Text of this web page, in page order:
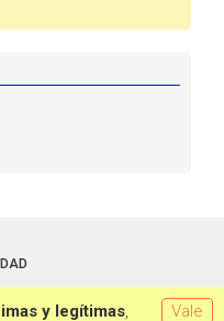
Vale
y legítimas,